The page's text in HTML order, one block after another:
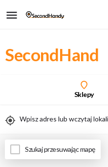
SecondHand
Sklepy
Szukaj przesuwając mapę